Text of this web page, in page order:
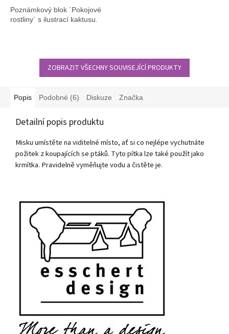
Poznámkový blok ´Pokojové
rostliny´ s ilustrací kaktusu.
ZOBRAZIT VŠECHNY SOUVISEJÍCÍ PRODUKTY
Popis Podobné (6) Diskuze Značka
Detailní popis produktu
Misku umístěte na viditelné místo, ať si co nejlépe vychutnáte
požitek z koupajících se ptáků. Tyto pítka lze také použít jako
krmítka. Pravidelně vyměňujte vodu a čistěte je.